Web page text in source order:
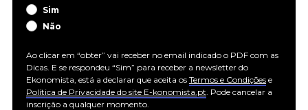
Sim
Não
Ao clicar em “obter” vai receber no email indicado o PDF com as
Dicas. E se respondeu “Sim” para receber a newsletter do
Ekonomista, está a declarar que aceita os Termos e Condições e
Política de Privacidade do site E-konomista.pt . Pode cancelar a
inscrição a qualquer momento.